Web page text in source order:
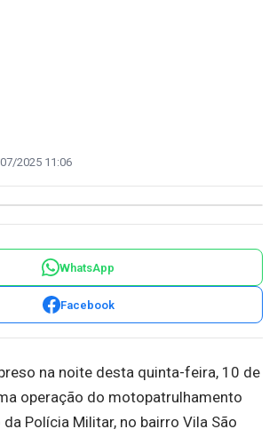
2025 11:06
WhatsApp
Facebook
na noite desta quinta-feira, 10 de
operação do motopatrulhamento
Polícia Militar, no bairro Vila São